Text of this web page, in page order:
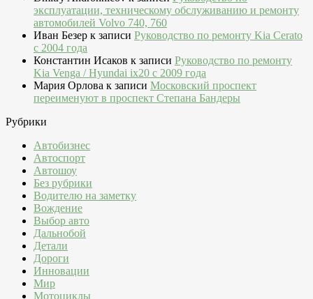
эксплуатации, техническому обслуживанию и ремонту
автомобилей Volvo 740, 760
Иван Безер к записи Руководство по ремонту Kia Cerato
c 2004 года
Константин Исаков к записи Руководство по ремонту
Kia Venga / Hyundai ix20 c 2009 года
Мария Орлова к записи Московский проспект
переименуют в проспект Степана Бандеры
Рубрики
Автобизнес
Автоспорт
Автошоу
Без рубрики
Водителю на заметку
Вождение
Выбор авто
Дальнобой
Детали
Дороги
Инновации
Мир
Мотоциклы